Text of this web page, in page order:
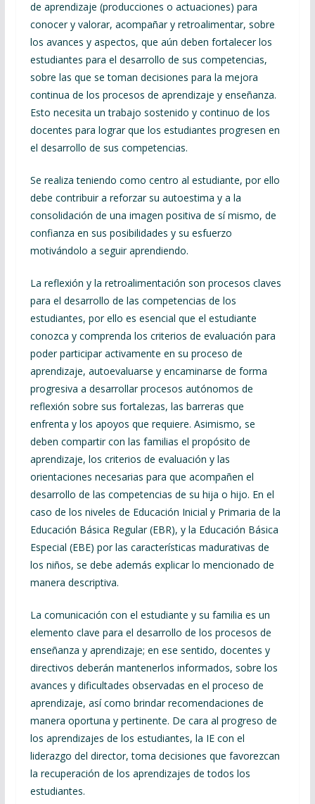
de aprendizaje (producciones o actuaciones) para
conocer y valorar, acompañar y retroalimentar, sobre
los avances y aspectos, que aún deben fortalecer los
estudiantes para el desarrollo de sus competencias,
sobre las que se toman decisiones para la mejora
continua de los procesos de aprendizaje y enseñanza.
Esto necesita un trabajo sostenido y continuo de los
docentes para lograr que los estudiantes progresen en
el desarrollo de sus competencias.
Se realiza teniendo como centro al estudiante, por ello
debe contribuir a reforzar su autoestima y a la
consolidación de una imagen positiva de sí mismo, de
confianza en sus posibilidades y su esfuerzo
motivándolo a seguir aprendiendo.
La reflexión y la retroalimentación son procesos claves
para el desarrollo de las competencias de los
estudiantes, por ello es esencial que el estudiante
conozca y comprenda los criterios de evaluación para
poder participar activamente en su proceso de
aprendizaje, autoevaluarse y encaminarse de forma
progresiva a desarrollar procesos autónomos de
reflexión sobre sus fortalezas, las barreras que
enfrenta y los apoyos que requiere. Asimismo, se
deben compartir con las familias el propósito de
aprendizaje, los criterios de evaluación y las
orientaciones necesarias para que acompañen el
desarrollo de las competencias de su hija o hijo. En el
caso de los niveles de Educación Inicial y Primaria de la
Educación Básica Regular (EBR), y la Educación Básica
Especial (EBE) por las características madurativas de
los niños, se debe además explicar lo mencionado de
manera descriptiva.
La comunicación con el estudiante y su familia es un
elemento clave para el desarrollo de los procesos de
enseñanza y aprendizaje; en ese sentido, docentes y
directivos deberán mantenerlos informados, sobre los
avances y dificultades observadas en el proceso de
aprendizaje, así como brindar recomendaciones de
manera oportuna y pertinente. De cara al progreso de
los aprendizajes de los estudiantes, la IE con el
liderazgo del director, toma decisiones que favorezcan
la recuperación de los aprendizajes de todos los
estudiantes.